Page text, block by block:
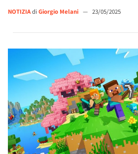
NOTIZIAdi Giorgio Melani — 23/05/2025